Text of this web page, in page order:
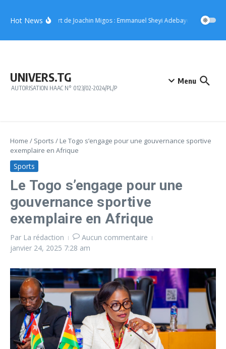
Hot NewsConcert de Joachin Migos : Emmanuel Sheyi Adebayor offre 10
UNIVERS.TG
AUTORISATION HAAC N° 0123/02-2024/PL/P
Menu
Home / Sports / Le Togo s’engage pour une gouvernance sportive
exemplaire en Afrique
Sports
Le Togo s’engage pour une
gouvernance sportive
exemplaire en Afrique
Par La rédaction
Aucun commentaire
janvier 24, 2025 7:28 am